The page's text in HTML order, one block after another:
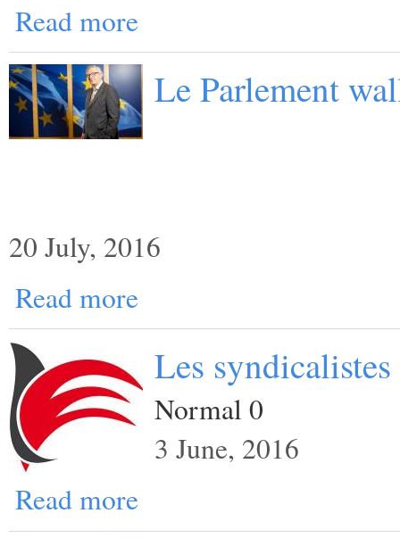
Read more
Le Parlement
20 July, 2016
Read more
Les
Normal 0
3 June, 2016
Read more